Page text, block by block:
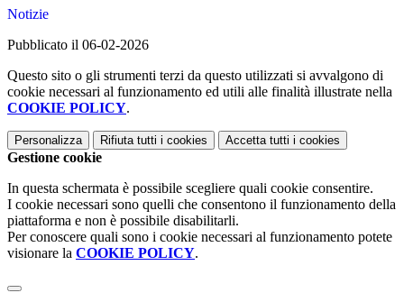
Notizie
Pubblicato il 06-02-2026
Questo sito o gli strumenti terzi da questo utilizzati si avvalgono di
cookie necessari al funzionamento ed utili alle finalità illustrate nella
COOKIE POLICY.
Personalizza Rifiuta tutti i cookies Accetta tutti i cookies
Gestione cookie
In questa schermata è possibile scegliere quali cookie consentire.
I cookie necessari sono quelli che consentono il funzionamento della
piattaforma e non è possibile disabilitarli.
Per conoscere quali sono i cookie necessari al funzionamento potete
visionare la COOKIE POLICY.